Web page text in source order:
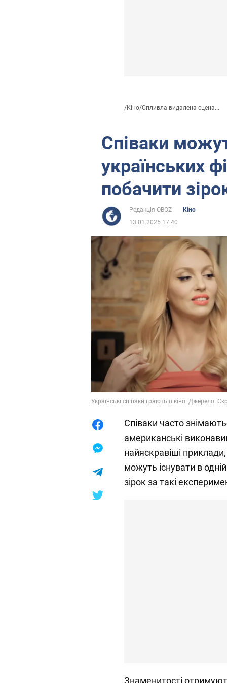
/Кіно/Спливла видалена сцена...
Співаки
українських
побачити
Редакція OBOZ
Кіно
13.01.2025 17:40
Українські співаки грають в кіно. Джерело:
Співаки часто
американські
найяскравіші
можуть існувати в
зірок за такі
Знаменитості